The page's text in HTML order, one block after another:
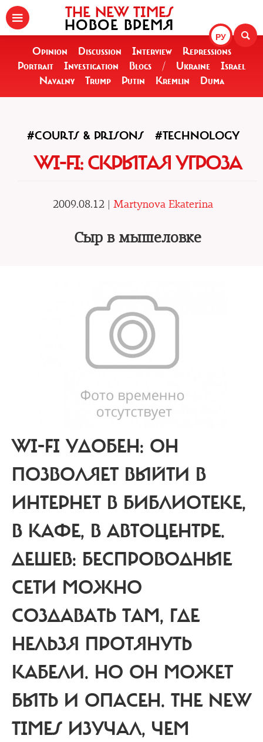
РУ
THE NEW TIMES
НОВОЕ ВРЕМЯ
Opinion Discussion Interview
Repressions
Portrait
Investigation Blogs / Ukraine
Israel
Navalny
Trump Putin Kremlin Duma
#COURTS & PRISONS #TECHNOLOGY
WI-FI: СКРЫТАЯ УГРОЗА
2009.08.12 | Martynova Ekaterina
Сыр в мышеловке
WI-FI УДОБЕН: ОН
ПОЗВОЛЯЕТ ВЫЙТИ В
ИНТЕРНЕТ В БИБЛИОТЕКЕ,
В КАФЕ, В АВТОЦЕНТРЕ.
ДЕШЕВ: БЕСПРОВОДНЫЕ
СЕТИ МОЖНО
СОЗДАВАТЬ ТАМ, ГДЕ
НЕЛЬЗЯ ПРОТЯНУТЬ
КАБЕЛИ. НО ОН МОЖЕТ
БЫТЬ И ОПАСЕН. THE NEW
TIMES ИЗУЧАЛ, ЧЕМ